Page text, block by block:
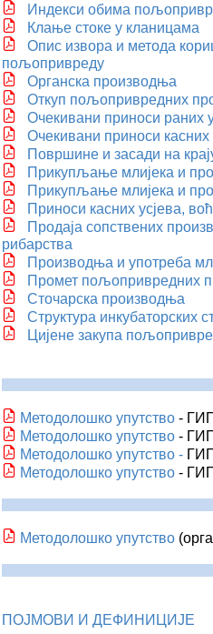
Индекси обима
Клање стоке у кланицама
Опис извора и метода
пољопривреду
Органска производња
Откуп пољопривредних
Очекивани приноси раних
Очекивани приноси
Површине и засади на
Прикупљање млијека и
Прикупљање млијека и
Приноси касних усјева,
Продаја сопствених
рибарства
Производња и употреба
Промет пољопривредних
Сточарска производња
Структура инкубаторских
Цијене закупа
Методолошко упутство -
Методолошко упутство -
Методолошко упутство -
Методолошко упутство -
Методолошко упутство
ПОЈМОВИ И ДЕФИНИЦИЈЕ